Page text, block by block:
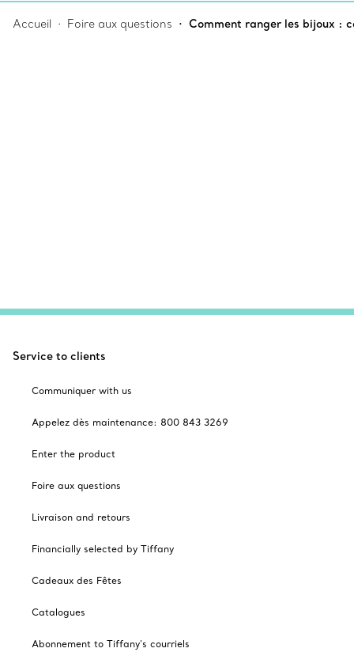
Accueil Foire aux questions Comment ranger les bijoux :
Service to clients
Communiquer with us
Appelez dès maintenance: 800 843 3269
Enter the product
Foire aux questions
Livraison and retours
Financially selected by Tiffany
Cadeaux des Fêtes
Catalogues
Abonnement to Tiffany's courriels